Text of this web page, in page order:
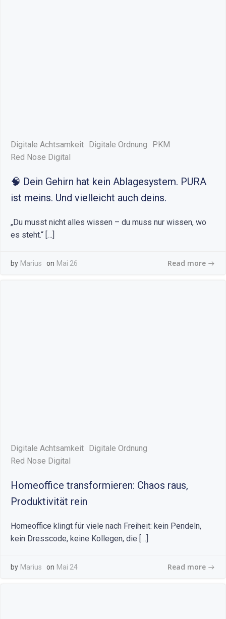
Digitale Achtsamkeit Digitale Ordnung
PKM
Red Nose Digital
🧠 Dein Gehirn hat kein Ablagesystem. PURA
ist meins. Und vielleicht auch deins.
„Du musst nicht alles wissen – du muss nur wissen, wo
es steht.“ […]
by Marius on Mai 26 Read more
Digitale Achtsamkeit Digitale Ordnung
Red Nose Digital
Homeoffice transformieren: Chaos raus,
Produktivität rein
Homeoffice klingt für viele nach Freiheit: kein Pendeln,
kein Dresscode, keine Kollegen, die […]
by Marius on Mai 24 Read more